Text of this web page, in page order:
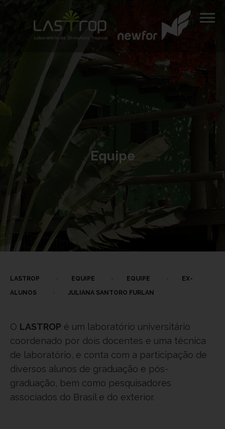
Equipe
LASTROP EQUIPE EQUIPE
EX-
ALUNOS
JULIANA SANTORO FURLAN
O LASTROP é um laboratório universitário
coordenado por dois docentes e uma técnica
de laboratório, e conta com a participação de
diversos alunos de graduação e pós-
graduação, bem como pesquisadores
associados do Brasil e do exterior.